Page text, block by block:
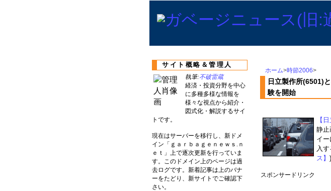
ホーム>時節2006>
日立製作所(6501)
験を開始
【
静止
イ
入
ス】
スポンサードリンク
サイト概略＆管理人
執筆:不破雷蔵
経済・投資分野を中心
に多種多様な情報を
様々な視点から紹介・
図式化・解説するサイ
トです。
現在はサーバーを移行し、新ドメ
イン「ｇａｒｂａｇｅｎｅｗｓ.ｎ
ｅｔ」上で逐次更新を行っていま
す。このドメイン上のページは過
去ログです。新着記事は上のバナ
ーをたどり、新サイトでご確認下
さい。